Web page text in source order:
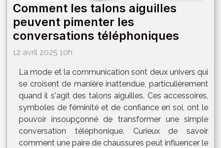
Comment les talons aiguilles
peuvent pimenter les
conversations téléphoniques
12 avril 2025 10h
La mode et la communication sont deux univers qui
se croisent de manière inattendue, particulièrement
quand il s'agit des talons aiguilles. Ces accessoires,
symboles de féminité et de confiance en soi, ont le
pouvoir insoupçonné de transformer une simple
conversation téléphonique. Curieux de savoir
comment une paire de chaussures peut influencer le